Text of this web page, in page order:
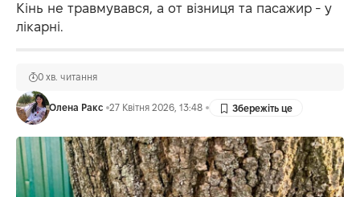
Кінь не травмувався, а от візниця та пасажир - у
лікарні.
Олена Ракс 27 Квітня 2026, 13:48
0 хв. читання